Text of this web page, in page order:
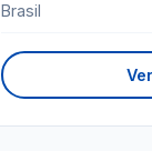
Brasil